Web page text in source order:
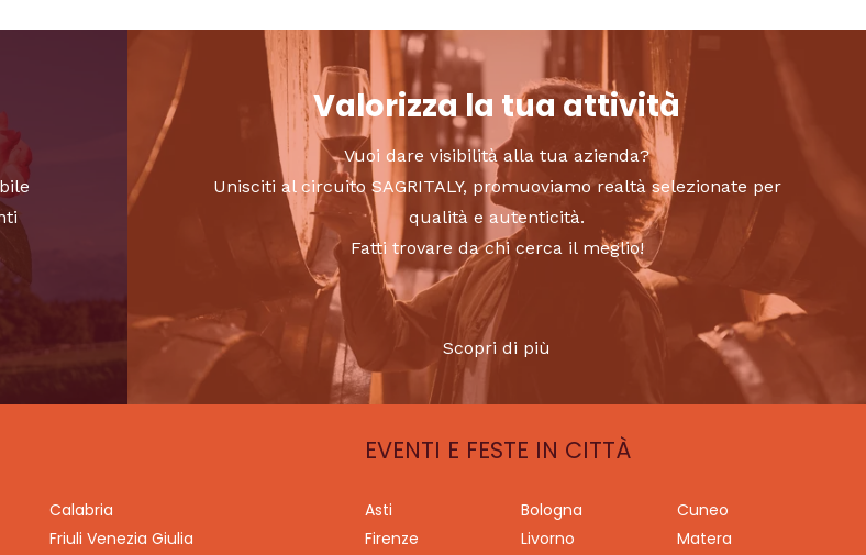
Valorizza la tua attività
Vuoi dare visibilità alla tua azienda?
Unisciti al circuito SAGRITALY, promuoviamo realtà selezionate per
qualità e autenticità.
Fatti trovare da chi cerca il meglio!
Scopri di più
Calabria
Friuli Venezia Giulia
EVENTI E FESTE IN CITTÀ
Asti Bologna
Cuneo
Firenze
Livorno
Matera